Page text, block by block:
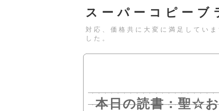
スーパーコピー
対応、価格共に大変に満足してい
した。
本日の読書：聖☆